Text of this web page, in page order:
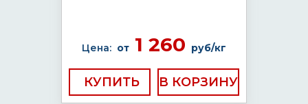
Цена: от 1 260 руб/кг
КУПИТЬ